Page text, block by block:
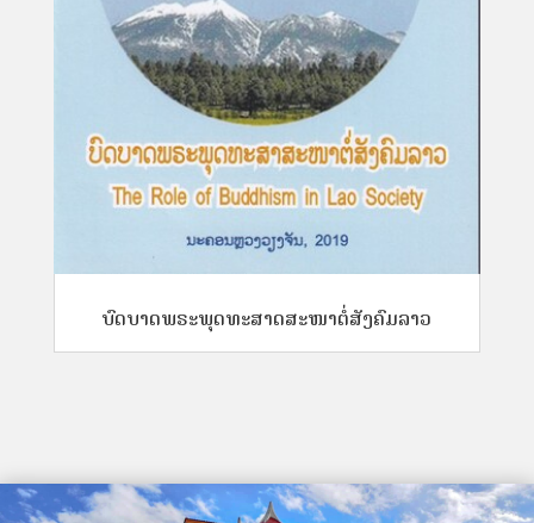
ບົດບາດພຣະພຸດທະສາດສະໜາຕໍ່ສັງຄົມລາວ